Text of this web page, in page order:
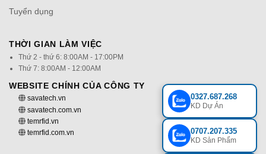
Tuyển dụng
THỜI GIAN LÀM VIỆC
Thứ 2 - thứ 6: 8:00AM - 17:00PM
Thứ 7: 8:00AM - 12:00AM
WEBSITE CHÍNH CỦA CÔNG TY
savatech.vn
savatech.com.vn
temrfid.vn
temrfid.com.vn
0327.687.268
KD Dự Án
0707.207.335
KD Sản Phẩm